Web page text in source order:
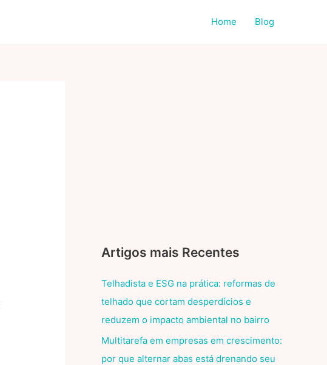
Home Blog
Artigos mais Recentes
Telhadista e ESG na prática: reformas de
telhado que cortam desperdícios e
reduzem o impacto ambiental no bairro
Multitarefa em empresas em crescimento:
por que alternar abas está drenando seu